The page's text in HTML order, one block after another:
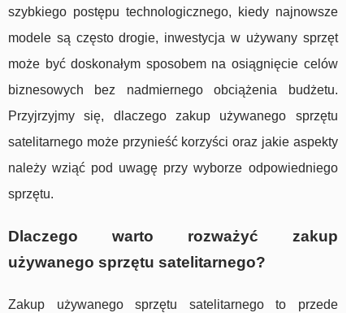
szybkiego postępu technologicznego, kiedy najnowsze
modele są często drogie, inwestycja w używany sprzęt
może być doskonałym sposobem na osiągnięcie celów
biznesowych bez nadmiernego obciążenia budżetu.
Przyjrzyjmy się, dlaczego zakup używanego sprzętu
satelitarnego może przynieść korzyści oraz jakie aspekty
należy wziąć pod uwagę przy wyborze odpowiedniego
sprzętu.
Dlaczego warto rozważyć zakup
używanego sprzętu satelitarnego?
Zakup używanego sprzętu satelitarnego to przede